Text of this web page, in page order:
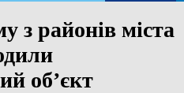
з районів міста
обʼєкт